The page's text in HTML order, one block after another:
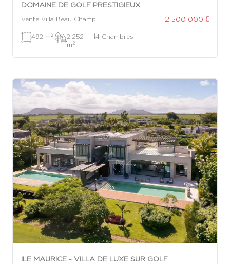
DOMAINE DE GOLF PRESTIGIEUX
Vente Villa Beau Champ 2 500 000 €
492 m 2|
2 252
m 2
|4 Chambres
ILE MAURICE - VILLA DE LUXE SUR GOLF